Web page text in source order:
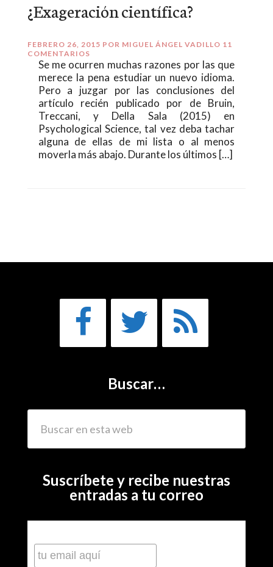
¿Exageración científica?
FEBRERO 26, 2015 POR MIGUEL ÁNGEL VADILLO 11
COMENTARIOS
Se me ocurren muchas razones por las que
merece la pena estudiar un nuevo idioma.
Pero a juzgar por las conclusiones del
artículo recién publicado por de Bruin,
Treccani, y Della Sala (2015) en
Psychological Science, tal vez deba tachar
alguna de ellas de mi lista o al menos
moverla más abajo. Durante los últimos […]
Buscar…
Suscríbete y recibe nuestras
entradas a tu correo